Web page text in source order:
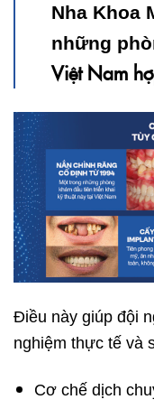
Nha Khoa
những
Việt Nam
Điều này giúp đội
nghiệm thực tế và
Cơ chế dịch